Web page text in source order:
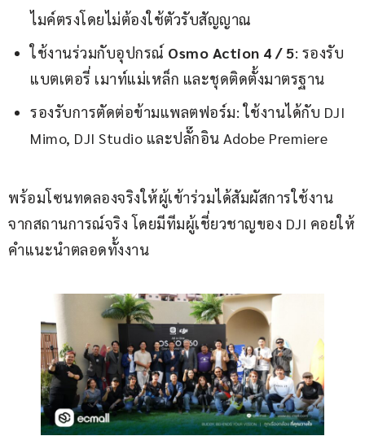
ไมค์ตรงโดยไม่ต้องใช้ตัวรับสัญญาณ
ใช้งานร่วมกับอุปกรณ์ Osmo Action 4 / 5: รองรับ
แบตเตอรี่ เมาท์แม่เหล็ก และชุดติดตั้งมาตรฐาน
รองรับการตัดต่อข้ามแพลตฟอร์ม: ใช้งานได้กับ DJI
Mimo, DJI Studio และปลั๊กอิน Adobe Premiere
พร้อมโซนทดลองจริงให้ผู้เข้าร่วมได้สัมผัสการใช้งาน
จากสถานการณ์จริง โดยมีทีมผู้เชี่ยวชาญของ DJI คอยให้
คำแนะนำตลอดทั้งงาน